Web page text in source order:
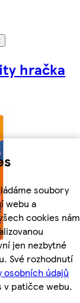
soubory
webu a
cookies nám
jen nezbytné
Své rozhodnutí
osobních údajů
v patičce webu.
hračka